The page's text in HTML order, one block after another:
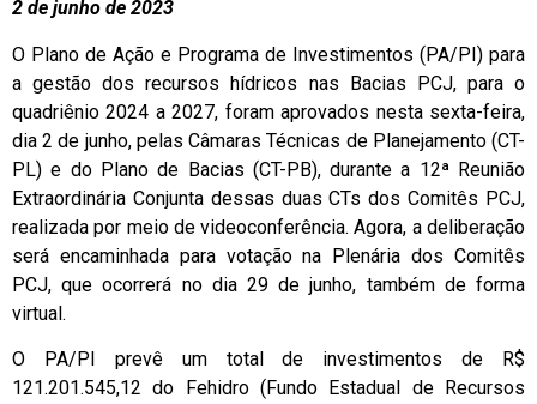
2 de junho de 2023
O Plano de Ação e Programa de Investimentos (PA/PI) para
a gestão dos recursos hídricos nas Bacias PCJ, para o
quadriênio 2024 a 2027, foram aprovados nesta sexta-feira,
dia 2 de junho, pelas Câmaras Técnicas de Planejamento (CT-
PL) e do Plano de Bacias (CT-PB), durante a 12ª Reunião
Extraordinária Conjunta dessas duas CTs dos Comitês PCJ,
realizada por meio de videoconferência. Agora, a deliberação
será encaminhada para votação na Plenária dos Comitês
PCJ, que ocorrerá no dia 29 de junho, também de forma
virtual.
O PA/PI prevê um total de investimentos de R$
121.201.545,12 do Fehidro (Fundo Estadual de Recursos